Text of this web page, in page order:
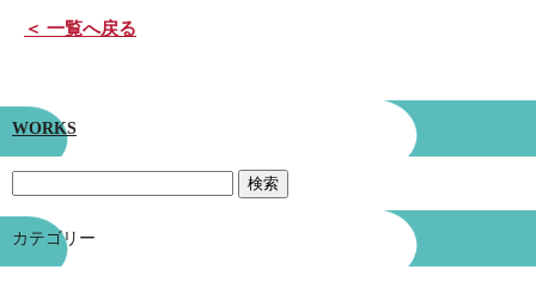
＜ 一覧へ戻る
WORKS
カテゴリー